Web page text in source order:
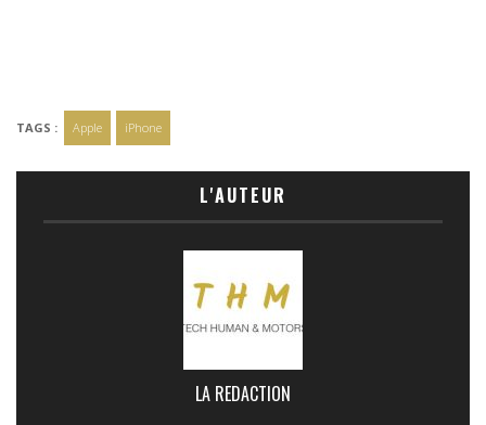
TAGS : Apple iPhone
L'AUTEUR
LA REDACTION